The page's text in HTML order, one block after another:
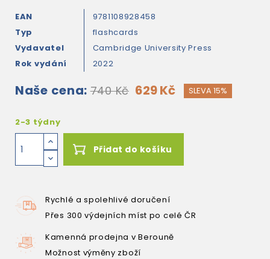
EAN
9781108928458
Typ
flashcards
Vydavatel
Cambridge University Press
Rok vydání
2022
Naše cena: 740 Kč 629 Kč SLEVA 15%
2-3 týdny
Přidat do košíku
Rychlé a spolehlivé doručení
Přes 300 výdejních míst po celé ČR
Kamenná prodejna v Berouně
Možnost výměny zboží